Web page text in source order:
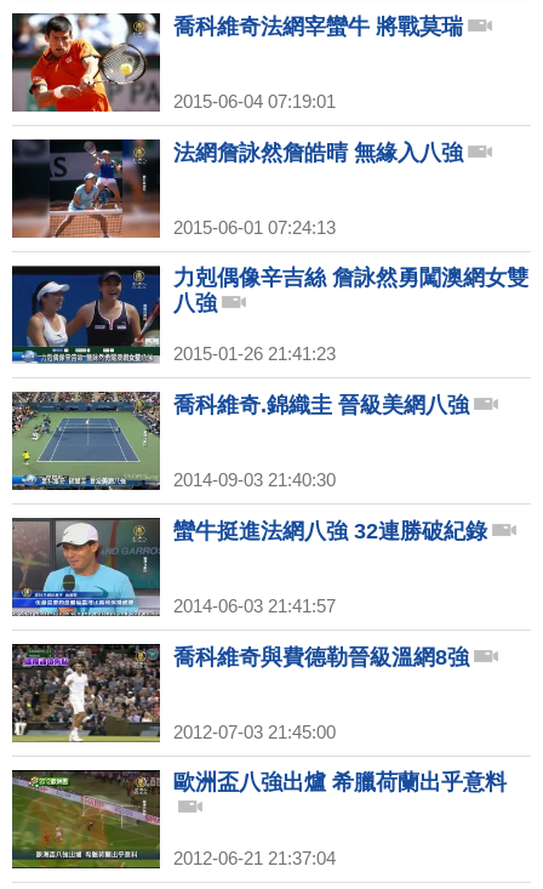
喬科維奇法網宰蠻牛 將戰莫瑞
2015-06-04 07:19:01
法網詹詠然詹皓晴 無緣入八強
2015-06-01 07:24:13
力剋偶像辛吉絲 詹詠然勇闖澳網女雙
八強
2015-01-26 21:41:23
喬科維奇.錦織圭 晉級美網八強
2014-09-03 21:40:30
蠻牛挺進法網八強 32連勝破紀錄
2014-06-03 21:41:57
喬科維奇與費德勒晉級溫網8強
2012-07-03 21:45:00
歐洲盃八強出爐 希臘荷蘭出乎意料
2012-06-21 21:37:04